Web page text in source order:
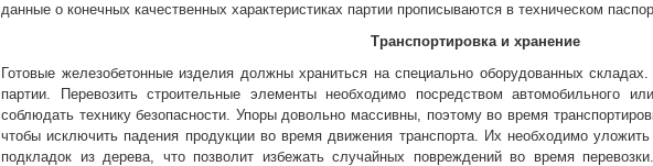
данные о конечных качественных характеристиках партии прописываются в техническом
Транспортировка и хранение
Готовые железобетонные изделия должны храниться на специально оборудованных
партии. Перевозить строительные элементы необходимо посредством автомобильного
соблюдать технику безопасности. Упоры довольно массивны, поэтому во время
чтобы исключить падения продукции во время движения транспорта. Их необходимо
подкладок из дерева, что позволит избежать случайных повреждений во время